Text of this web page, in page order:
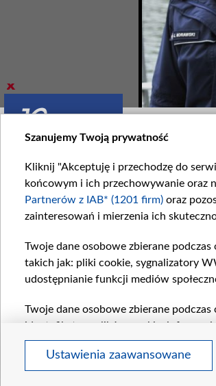
nie…
wyglądał...
Kilka drobiazgów
W odcinku numer
Szanujemy Twoją prywatność
Kliknij "Akceptuję i przechodzę do
końcowym i ich przechowywanie oraz
Partnerów z IAB* (1201 firm) oraz
zainteresowań i mierzenia ich
Twoje dane osobowe zbierane
takich jak: pliki cookie, sygnalizatory
udostępnianie funkcji mediów
Twoje dane osobowe zbierane podczas
identyfikatory plików cookie,
pozostałychZaufanych Partnerów TVP
wyboru spersonalizowanych reklam,
Ustawienia zaawansowane